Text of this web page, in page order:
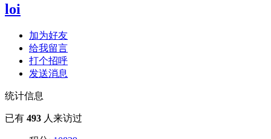
loi
加为好友
给我留言
打个招呼
发送消息
统计信息
已有 493 人来访过